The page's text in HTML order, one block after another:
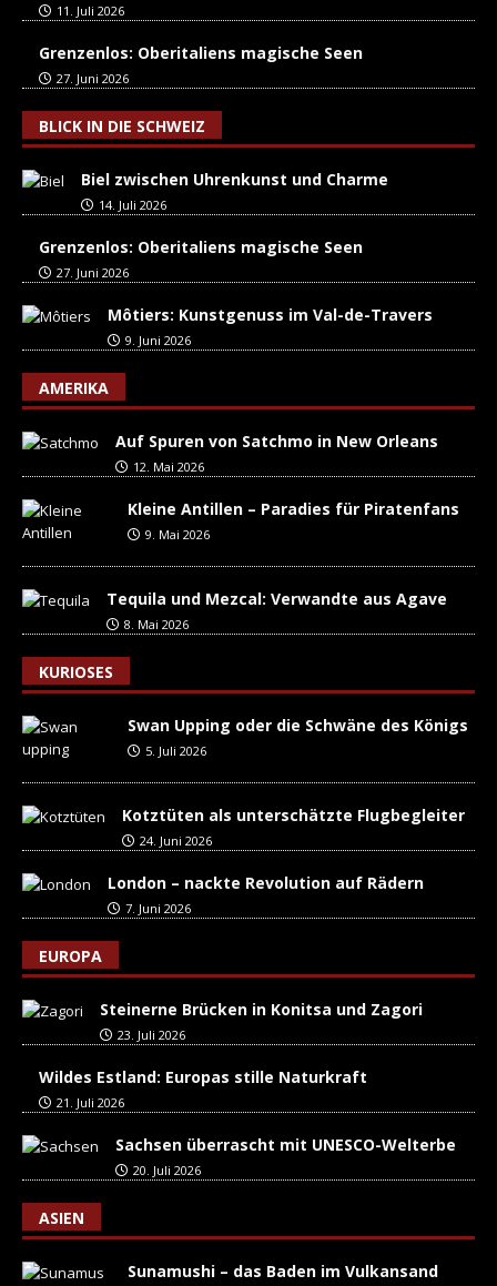
11. Juli 2026
Grenzenlos: Oberitaliens magische Seen
27. Juni 2026
BLICK IN DIE SCHWEIZ
Biel zwischen Uhrenkunst und Charme
14. Juli 2026
Grenzenlos: Oberitaliens magische Seen
27. Juni 2026
Môtiers: Kunstgenuss im Val-de-Travers
9. Juni 2026
AMERIKA
Auf Spuren von Satchmo in New Orleans
12. Mai 2026
Kleine Antillen – Paradies für Piratenfans
9. Mai 2026
Tequila und Mezcal: Verwandte aus Agave
8. Mai 2026
KURIOSES
Swan Upping oder die Schwäne des Königs
5. Juli 2026
Kotztüten als unterschätzte Flugbegleiter
24. Juni 2026
London – nackte Revolution auf Rädern
7. Juni 2026
EUROPA
Steinerne Brücken in Konitsa und Zagori
23. Juli 2026
Wildes Estland: Europas stille Naturkraft
21. Juli 2026
Sachsen überrascht mit UNESCO-Welterbe
20. Juli 2026
ASIEN
Sunamushi – das Baden im Vulkansand